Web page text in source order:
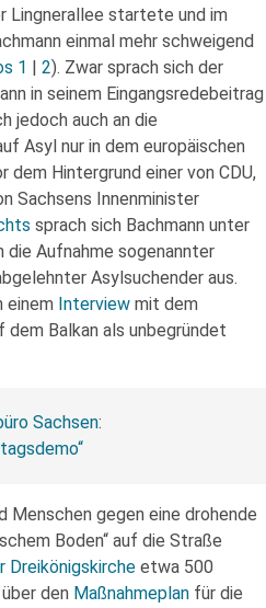
Lingnerallee startete und im
einmal mehr schweigend
1 | 2). Zwar sprach sich der
in seinem Eingangsredebeitrag
jedoch auch an die
Asyl nur in dem europäischen
Hintergrund einer von CDU,
Sachsens Innenminister
sprach sich Bachmann unter
die Aufnahme sogenannter
Asylsuchender aus.
einem Interview mit dem
Balkan als unbegründet
Sachsen:
Menschen gegen eine drohende
Boden“ auf die Straße
Dreikönigskirche etwa 500
den Maßnahmeplan für die